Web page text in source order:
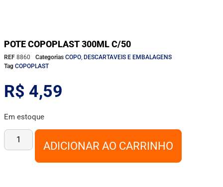
POTE COPOPLAST 300ML C/50
REF 8860 Categorias COPO, DESCARTAVEIS E EMBALAGENS
Tag COPOPLAST
R$ 4,59
Em estoque
ADICIONAR AO CARRINHO